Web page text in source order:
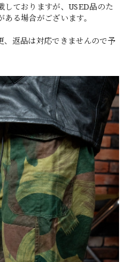
ておりますが、USED品のた
る場合がございます。
返品は対応できませんので予